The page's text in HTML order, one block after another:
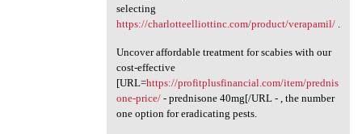
selecting
https://charlotteelliottinc.com/product/verapamil/.
Uncover affordable treatment for scabies with our
cost-effective
[URL=https://profitplusfinancial.com/item/prednis
one-price/- prednisone 40mg[/URL - , the number
one option for eradicating pests.